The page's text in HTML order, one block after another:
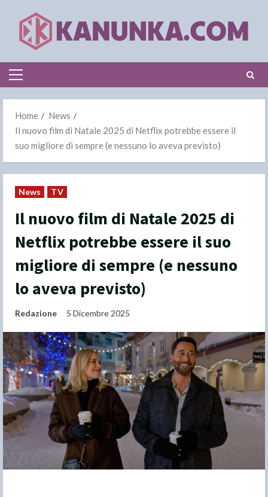
content
Primary
Home
News
Il nuovo film di Natale 2025 di Netflix potrebbe essere il
suo migliore di sempre (e nessuno lo aveva previsto)
News TV
Il nuovo film di Natale 2025 di
Netflix potrebbe essere il suo
migliore di sempre (e nessuno
lo aveva previsto)
Redazione 5 Dicembre 2025